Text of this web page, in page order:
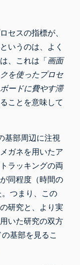
セスの指標が、
いうのは、よく
、これは「画面
を使ったプロセ
ードに費やす滞
ことを意味して
基部周辺に注視
ガネを用いたア
ラッキングの両
同程度（時間の
つまり、この
研究と、より実
いた研究の双方
基部を見るこ